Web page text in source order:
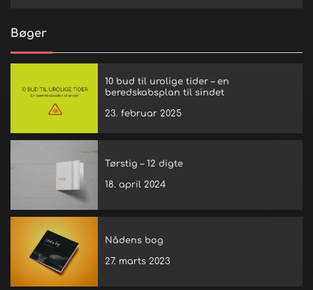
Bøger
10 bud til urolige tider – en
beredskabsplan til sindet
23. februar 2025
Tørstig – 12 digte
18. april 2024
Nådens bog
27. marts 2023